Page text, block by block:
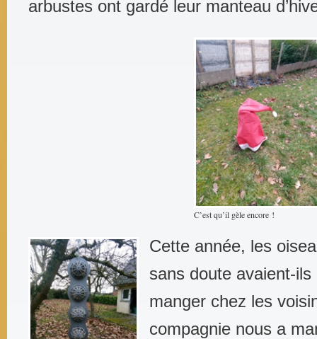
arbustes ont gardé leur manteau
C’est qu’il gèle encore !
Cette année, les
sans doute avaient-
manger chez les
compagnie nous a